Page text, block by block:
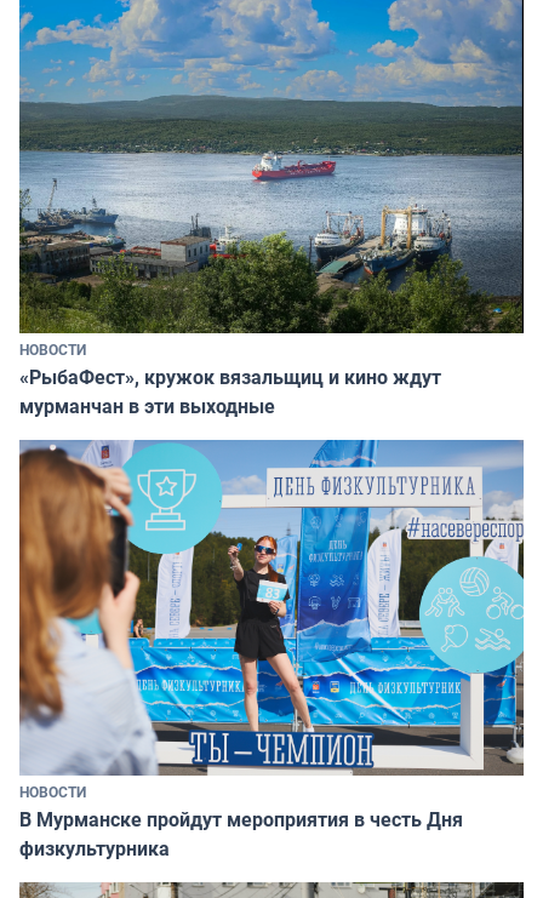
НОВОСТИ
«РыбаФест», кружок вязальщиц и кино ждут
мурманчан в эти выходные
НОВОСТИ
В Мурманске пройдут мероприятия в честь Дня
физкультурника